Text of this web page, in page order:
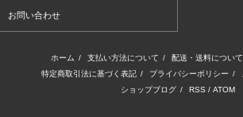
お問い合わせ
ホーム / 支払い方法について / 配送・送料について
特定商取引法に基づく表記 / プライバシーポリシー /
ショップブログ / RSS / ATOM